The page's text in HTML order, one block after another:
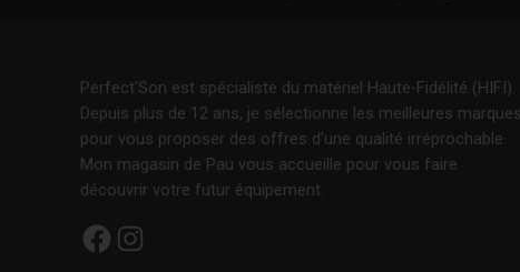
Perfect'Son est spécialiste du matériel Haute-Fidélité (HIFI).
Depuis plus de 12 ans, je sélectionne les meilleures marques
pour vous proposer des offres d'une qualité irréprochable.
Mon magasin de Pau vous accueille pour vous faire
découvrir votre futur équipement.
Facebook Instagram